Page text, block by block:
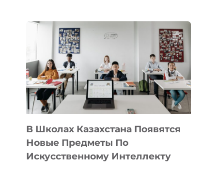
DEAL
VELOCITY
BY
MOST
—
МЕЖДУНАРОДНУЮ
ПРОГРАММУ
ДЛЯ
ТЕХНОЛОГИЧЕСКИХ
В Школах Казахстана Появятся
Новые Предметы По
Искусственному Интеллекту